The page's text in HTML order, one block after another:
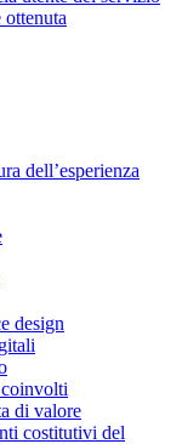
dell’esperienza
design
di valore
costitutivi del